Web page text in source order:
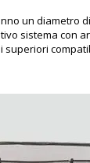
un diametro
sistema con
superiori